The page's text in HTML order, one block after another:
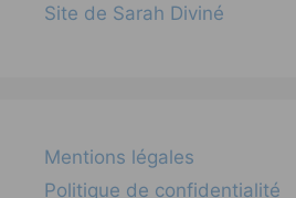
Site de Sarah Diviné
Mentions légales
Politique de confidentialité